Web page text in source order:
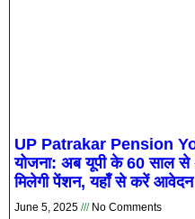
UP Patrakar Pension
योजना: अब यूपी के 60 साल
मिलेगी पेंशन, यहाँ से करें आवेदन
June 5, 2025 No Comments